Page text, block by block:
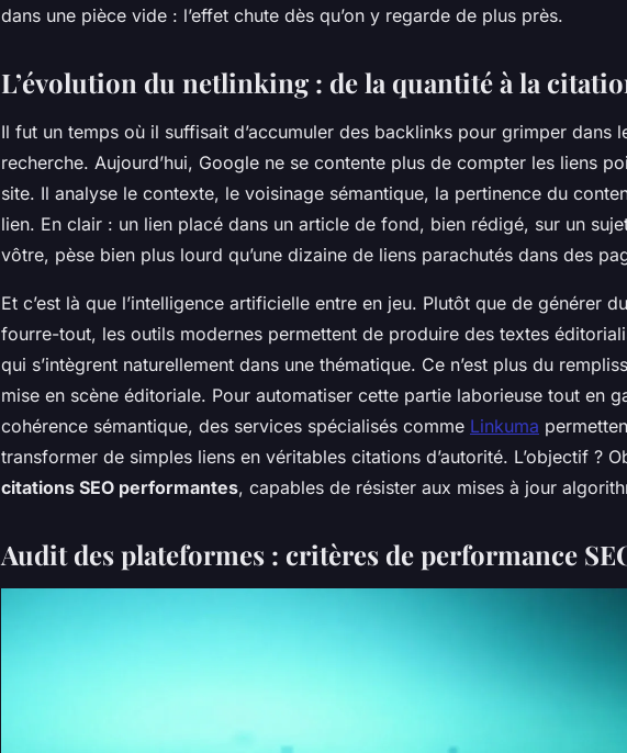
dans une pièce vide : l’effet chute dès qu’on y regarde de plus près.
L’évolution du netlinking : de la quantité à la
Il fut un temps où il suffisait d’accumuler des backlinks pour grimper dans
recherche. Aujourd’hui, Google ne se contente plus de compter les liens
site. Il analyse le contexte, le voisinage sémantique, la pertinence du
lien. En clair : un lien placé dans un article de fond, bien rédigé, sur un
vôtre, pèse bien plus lourd qu’une dizaine de liens parachutés dans des
Et c’est là que l’intelligence artificielle entre en jeu. Plutôt que de générer
fourre-tout, les outils modernes permettent de produire des textes
qui s’intègrent naturellement dans une thématique. Ce n’est plus du
mise en scène éditoriale. Pour automatiser cette partie laborieuse tout en
cohérence sémantique, des services spécialisés comme Linkuma
transformer de simples liens en véritables citations d’autorité. L’objectif ?
citations SEO performantes, capables de résister aux mises à jour
Audit des plateformes : critères de performance